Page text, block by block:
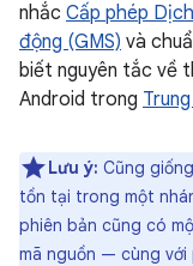
nhắc Cấp phép
động (GMS) và
biết nguyên tắc về
Android trong
Lưu ý: Cũng
tồn tại trong một
phiên bản cũng có
mã nguồn — cùng với